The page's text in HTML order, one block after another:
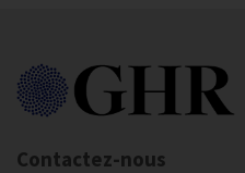
Contactez-nous